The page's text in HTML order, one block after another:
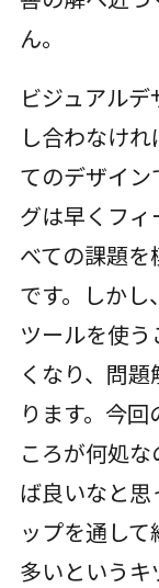
ん。
ビジュアル
し合わなけ
てのデザイ
グは早くフ
べての課題
です。しか
ツールを使
くなり、問
ります。今
ころが何処
ば良いなと思
ップを通し
多いというキ